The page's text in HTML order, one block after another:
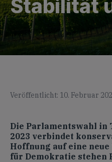
Stabilität
Veröffentlicht: 10. Februar
Die Parlamentswahl in
2023 verbindet
Hoffnung auf eine neue
für Demokratie stehen